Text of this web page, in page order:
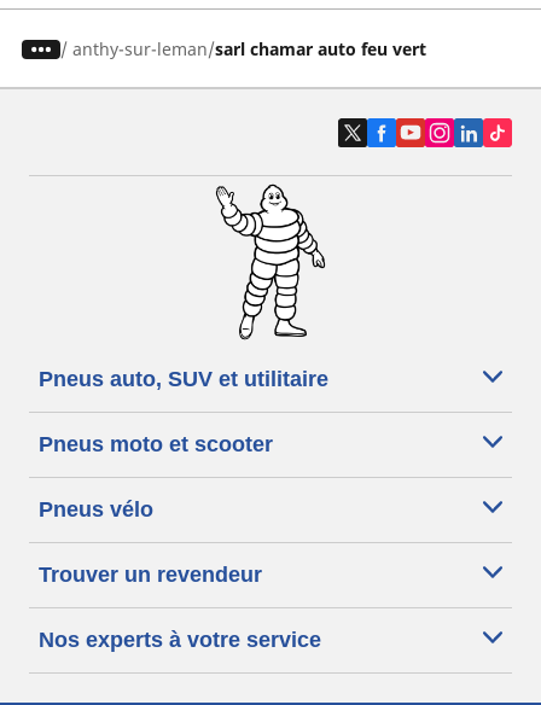
/ anthy-sur-leman sarl chamar auto feu vert
Pneus auto, SUV et utilitaire
Pneus moto et scooter
Pneus vélo
Trouver un revendeur
Nos experts à votre service